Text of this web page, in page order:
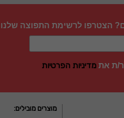
הצטרפו לרשימת התפוצה שלנו
ת אתמדיניות הפרטיות
מוצרים מובילים: